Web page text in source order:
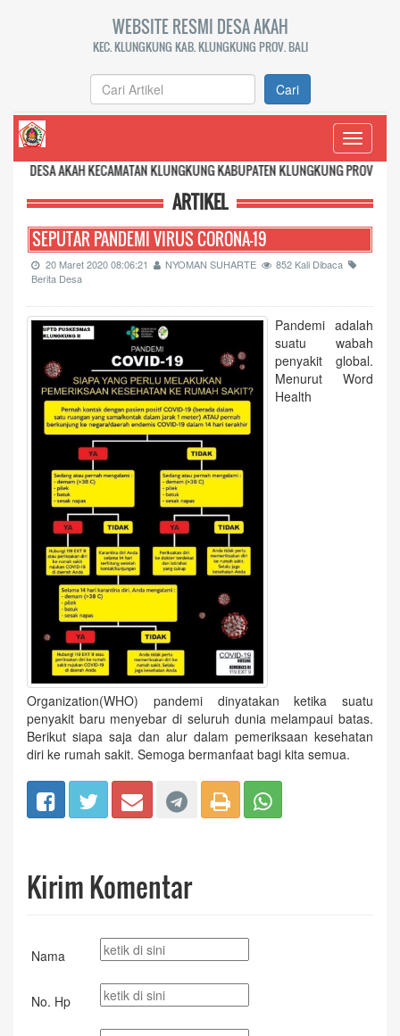
WEBSITE RESMI DESA AKAH
KEC. KLUNGKUNG KAB. KLUNGKUNG PROV. BALI
Cari
Toggle
KECAMATAN KLUNGKUNG KABUPATEN KLUNGKUNG PROVINSI BALI
ARTIKEL
SEPUTAR PANDEMI VIRUS CORONA-19
20 Maret 2020 08:06:21 NYOMAN SUHARTE
852 Kali Dibaca
Berita Desa
Pandemi adalah
suatu wabah
penyakit global.
Menurut Word
Health
Organization(WHO) pandemi dinyatakan ketika suatu
penyakit baru menyebar di seluruh dunia melampaui batas.
Berikut siapa saja dan alur dalam pemeriksaan kesehatan
diri ke rumah sakit. Semoga bermanfaat bagi kita semua.
Kirim Komentar
Nama
No. Hp